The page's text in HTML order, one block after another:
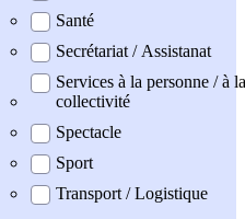
Santé
Secrétariat / Assistanat
Services à la personne / à la
collectivité
Spectacle
Sport
Transport / Logistique